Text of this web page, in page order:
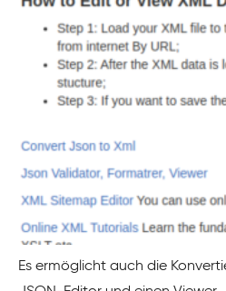
Es ermöglicht auch die